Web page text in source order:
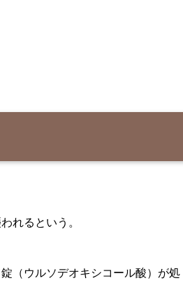
れるという。
（ウルソデオキシコール酸）が処